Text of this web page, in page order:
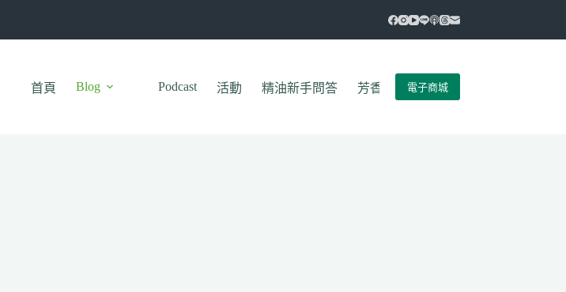
首頁 Blog Podcast 活動 精油新手問答 芳香新手一定要懂的52件事
電子商城